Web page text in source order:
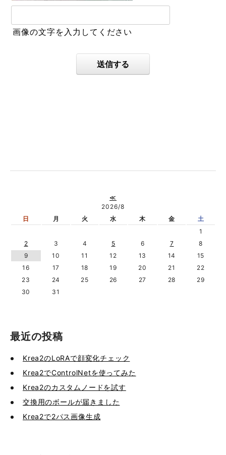
画像の文字を入力してください
送信する
≪
2026/8
日
月 火 水 木 金
土
1
2
3 4 5 6 7
8
9
10 11 12 13 14
15
16
17 18 19 20 21
22
23
24 25 26 27 28
29
30
31
最近の投稿
Krea2のLoRAで顔変化チェック
Krea2でControlNetを使ってみた
Krea2のカスタムノードを試す
交換用のボールが届きました
Krea2で2パス画像生成